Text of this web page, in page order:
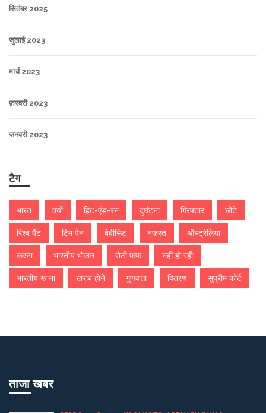
सितंबर 2025
जुलाई 2023
मार्च 2023
फ़रवरी 2023
जनवरी 2023
टैग
भारत क्यों हिट-एंड-रन दुर्घटना गिरफ्तार छोटे
रिश्ब पैंट टिम पेन बेबीसिट नफरत ऑस्ट्रेलिया
करना भारतीय भोजन रोटी फ़फ़ नहीं हो रही
भारतीय खाना खराब होने गुणवत्ता वितरण सुप्रीम कोर्ट
ताजा खबर